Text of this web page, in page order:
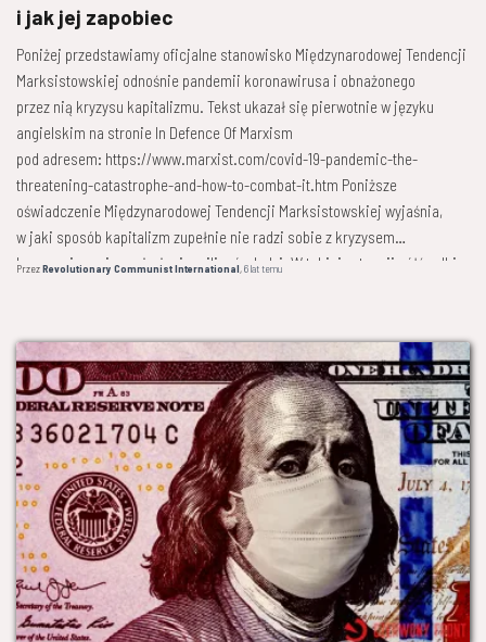
i jak jej zapobiec
Poniżej przedstawiamy oficjalne stanowisko Międzynarodowej Tendencji
Marksistowskiej odnośnie pandemii koronawirusa i obnażonego
przez nią kryzysu kapitalizmu. Tekst ukazał się pierwotnie w języku
angielskim na stronie In Defence Of Marxism
pod adresem: https://www.marxist.com/covid-19-pandemic-the-
threatening-catastrophe-and-how-to-combat-it.htm Poniższe
oświadczenie Międzynarodowej Tendencji Marksistowskiej wyjaśnia,
w jaki sposób kapitalizm zupełnie nie radzi sobie z kryzysem
koronawirusa i naraża życie milionów ludzi. W takiej sytuacji półśrodki
PrzezRevolutionary Communist International,6 lattemu